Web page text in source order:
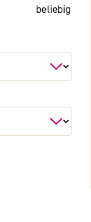
beliebig